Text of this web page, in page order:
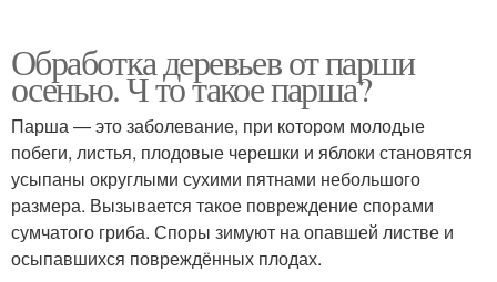
Обработка деревьев от парши
осенью. Ч то такое парша?
Парша — это заболевание, при котором молодые
побеги, листья, плодовые черешки и яблоки становятся
усыпаны округлыми сухими пятнами небольшого
размера. Вызывается такое повреждение спорами
сумчатого гриба. Споры зимуют на опавшей листве и
осыпавшихся повреждённых плодах.